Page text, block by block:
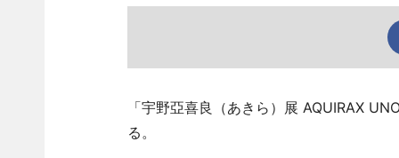
「宇野亞喜良（あきら）展 AQUIRAX
る。